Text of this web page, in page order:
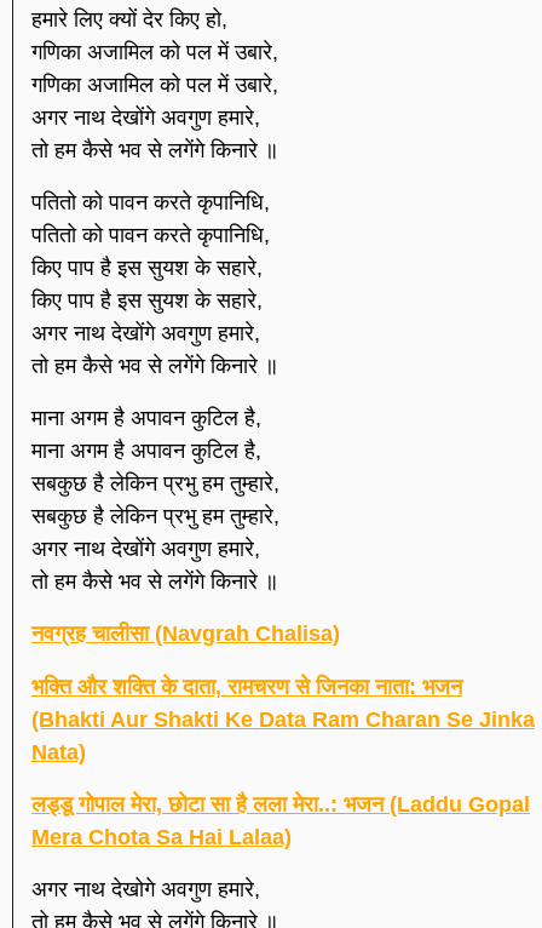
हमारे लिए क्यों देर किए हो,
गणिका अजामिल को पल में उबारे,
गणिका अजामिल को पल में उबारे,
अगर नाथ देखोंगे अवगुण हमारे,
तो हम कैसे भव से लगेंगे किनारे ॥
पतितो को पावन करते कृपानिधि,
पतितो को पावन करते कृपानिधि,
किए पाप है इस सुयश के सहारे,
किए पाप है इस सुयश के सहारे,
अगर नाथ देखोंगे अवगुण हमारे,
तो हम कैसे भव से लगेंगे किनारे ॥
माना अगम है अपावन कुटिल है,
माना अगम है अपावन कुटिल है,
सबकुछ है लेकिन प्रभु हम तुम्हारे,
सबकुछ है लेकिन प्रभु हम तुम्हारे,
अगर नाथ देखोंगे अवगुण हमारे,
तो हम कैसे भव से लगेंगे किनारे ॥
नवग्रह चालीसा (Navgrah Chalisa)
भक्ति और शक्ति के दाता, रामचरण से जिनका नाता: भजन
(Bhakti Aur Shakti Ke Data Ram Charan Se Jinka
Nata)
लड्डू गोपाल मेरा, छोटा सा है लला मेरा..: भजन (Laddu Gopal
Mera Chota Sa Hai Lalaa)
अगर नाथ देखोगे अवगुण हमारे,
तो हम कैसे भव से लगेंगे किनारे ॥